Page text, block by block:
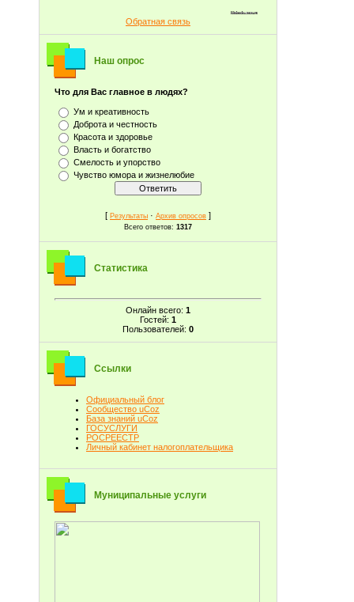
Обратная связь
Наш опрос
Что для Вас главное в людях?
Ум и креативность
Доброта и честность
Красота и здоровье
Власть и богатство
Смелость и упорство
Чувство юмора и жизнелюбие
[ Результаты · Архив опросов ]
Всего ответов: 1317
Статистика
Онлайн всего: 1
Гостей: 1
Пользователей: 0
Ссылки
Официальный блог
Сообщество uCoz
База знаний uCoz
ГОСУСЛУГИ
РОСРЕЕСТР
Личный кабинет налогоплательщика
Муниципальные услуги